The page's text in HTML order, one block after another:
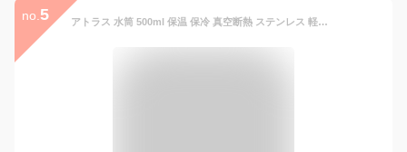
no. 5 アトラス 水筒 500ml 保温 保冷 真空断熱 ステンレス 軽量 スリム スクリューボトル マグボトル 広口 洗いやすい おしゃれ Basic Products ベーシックプロダクツ 白湯 シャドーパープル ASR-500SPU